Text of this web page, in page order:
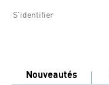
S'identifier
Nouveautés